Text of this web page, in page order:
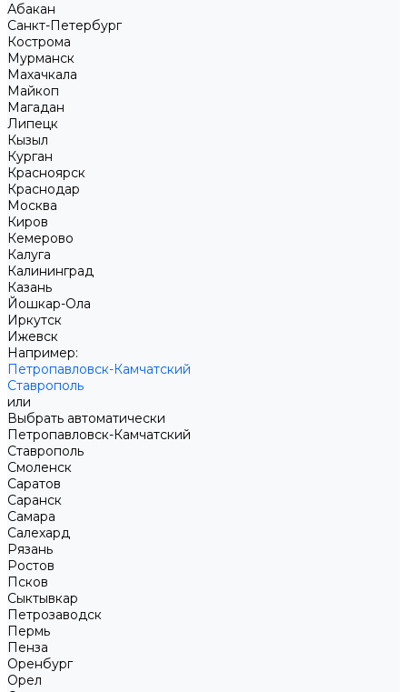
Абакан
Санкт-Петербург
Кострома
Мурманск
Махачкала
Майкоп
Магадан
Липецк
Кызыл
Курган
Красноярск
Краснодар
Москва
Киров
Кемерово
Калуга
Калининград
Казань
Йошкар-Ола
Иркутск
Ижевск
Например:
Петропавловск-Камчатский
Ставрополь
или
Выбрать автоматически
Петропавловск-Камчатский
Ставрополь
Смоленск
Саратов
Саранск
Самара
Салехард
Рязань
Ростов
Псков
Сыктывкар
Петрозаводск
Пермь
Пенза
Оренбург
Орел